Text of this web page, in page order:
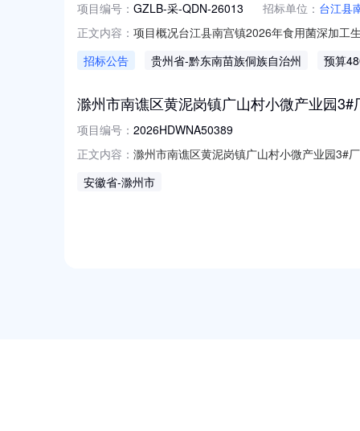
项目编号： GZLB-采-QDN-26013 招标单位： 台江县
正文内容： 项目概况台江县南宫镇2026年食用菌深加工
4800000最高限价（元）：4500892.07采
招标公告 贵州省-黔东南苗族侗族自治州 预算
滁州市南谯区黄泥岗镇广山村小微产业园3#
项目编号： 2026HDWNA50389
正文内容： 滁州市南谯区黄泥岗镇广山村小微产业园3#
或严重误导，并对其内容的真实性、完整性
安徽省-滁州市